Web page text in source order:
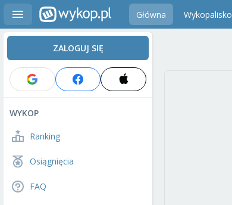
Główna Wykopalisko
ZALOGUJ SIĘ
WYKOP
Ranking
Osiągnięcia
FAQ